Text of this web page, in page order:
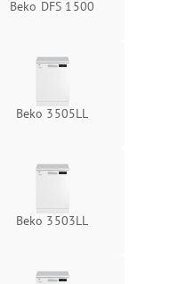
Beko DFS 1500
Beko 3505LL
Beko 3503LL